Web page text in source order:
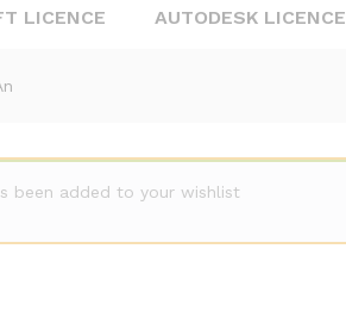
LICENCE AUTODESK LICENCE
been added to your wishlist